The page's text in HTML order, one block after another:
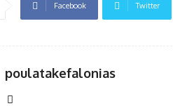
Facebook Twitter
poulatakefalonias